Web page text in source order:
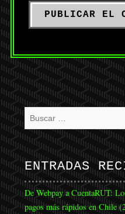
ENTRADAS
De Webpay a CuentaRUT:
pagos más rápidos en Chile